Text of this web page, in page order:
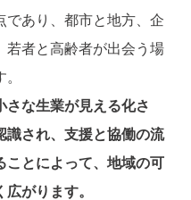
であり、都市と地方、企
若者と高齢者が出会う場
さな生業が見える化さ
識され、支援と協働の流
ことによって、地域の可
がります。